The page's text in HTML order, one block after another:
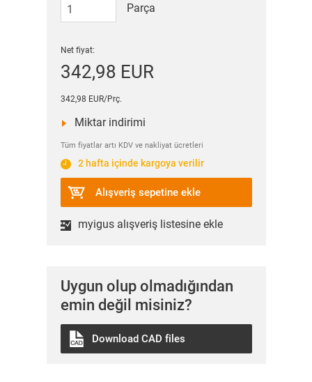
Parça
Net fiyat:
342,98 EUR
342,98 EUR/Prç.
Miktar indirimi
Tüm fiyatlar artı KDV ve nakliyat ücretleri
2 hafta içinde kargoya verilir
Alışveriş sepetine ekle
myigus alışveriş listesine ekle
Uygun olup olmadığından
emin değil misiniz?
Download CAD files